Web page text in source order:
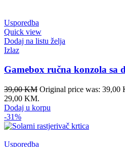
Usporedba
Quick view
Dodaj na listu želja
Izlaz
Gamebox ručna konzola sa
39,00KM Original price was: 39,00
29,00 KM.
Dodaj u korpu
-31%
Usporedba